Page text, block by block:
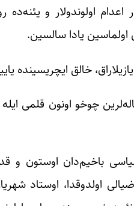
اولوندولار و
اولماسین یادا سالسین.
خالق ایچریسینده
چوخو اونون قلمی
باخیم‌دان اوستون و
اولدوقدا، اوستاد